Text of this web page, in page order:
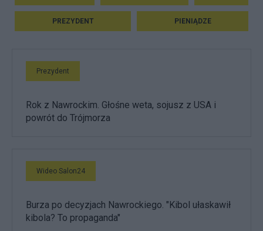
PREZYDENT PIENIĄDZE
Prezydent
Rok z Nawrockim. Głośne weta, sojusz z USA i
powrót do Trójmorza
Wideo Salon24
Burza po decyzjach Nawrockiego. "Kibol ułaskawił
kibola? To propaganda"